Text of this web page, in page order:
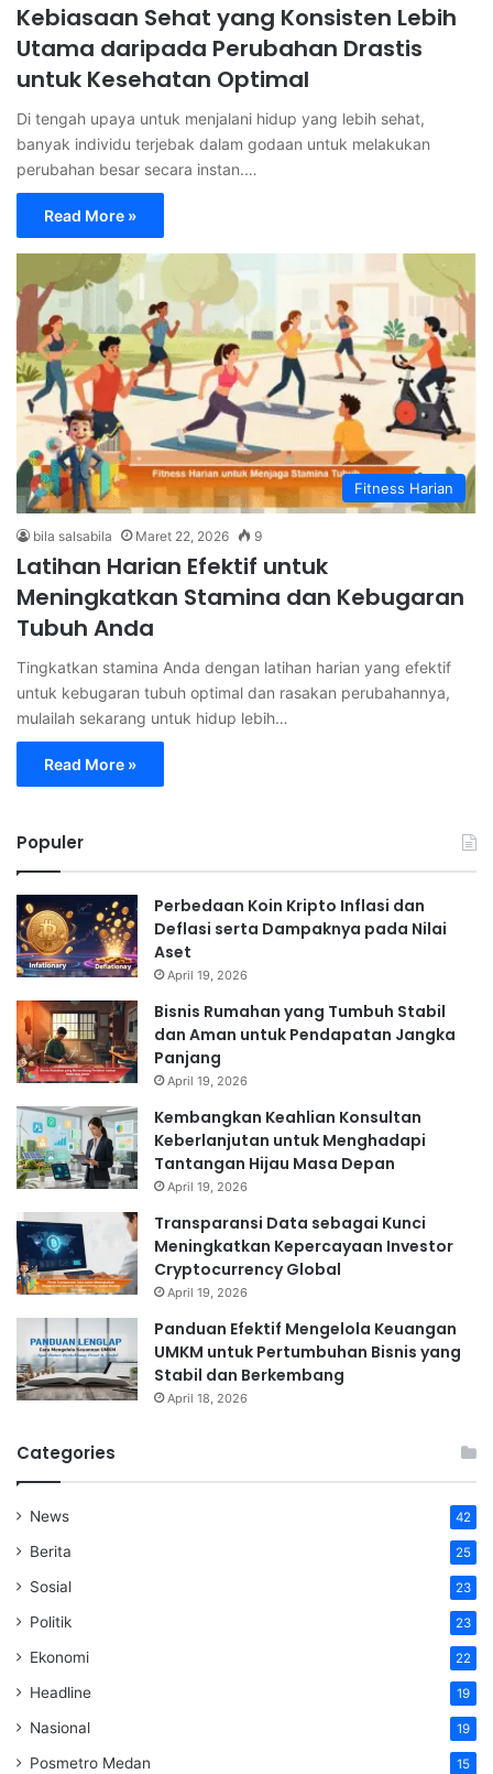
Kebiasaan Sehat yang Konsisten Lebih
Utama daripada Perubahan Drastis
untuk Kesehatan Optimal
Di tengah upaya untuk menjalani hidup yang lebih sehat,
banyak individu terjebak dalam godaan untuk melakukan
perubahan besar secara instan.…
Read More »
Fitness Harian
bila salsabila Maret 22, 2026 9
Latihan Harian Efektif untuk
Meningkatkan Stamina dan Kebugaran
Tubuh Anda
Tingkatkan stamina Anda dengan latihan harian yang efektif
untuk kebugaran tubuh optimal dan rasakan perubahannya,
mulailah sekarang untuk hidup lebih…
Read More »
Populer
Perbedaan Koin Kripto Inflasi dan
Deflasi serta Dampaknya pada Nilai
Aset
April 19, 2026
Bisnis Rumahan yang Tumbuh Stabil
dan Aman untuk Pendapatan Jangka
Panjang
April 19, 2026
Kembangkan Keahlian Konsultan
Keberlanjutan untuk Menghadapi
Tantangan Hijau Masa Depan
April 19, 2026
Transparansi Data sebagai Kunci
Meningkatkan Kepercayaan Investor
Cryptocurrency Global
April 19, 2026
Panduan Efektif Mengelola Keuangan
UMKM untuk Pertumbuhan Bisnis yang
Stabil dan Berkembang
April 18, 2026
Categories
News 42
Berita 25
Sosial 23
Politik 23
Ekonomi 22
Headline 19
Nasional 19
Posmetro Medan 15